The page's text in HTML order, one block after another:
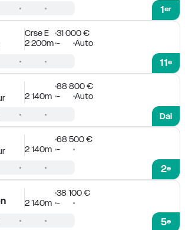
1er
Crse E
31 000 €
2 200m - Auto
11e
88 800 €
2 140m -
Auto
Dai
68 500 €
2 140m -
2e
38 100 €
2 140m -
5e